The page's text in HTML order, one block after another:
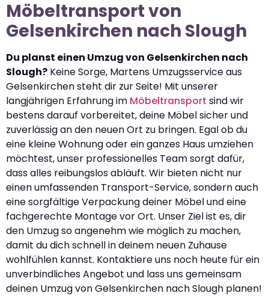
Möbeltransport von
Gelsenkirchen nach Slough
Du planst einen Umzug von Gelsenkirchen nach
Slough? Keine Sorge, Martens Umzugsservice aus
Gelsenkirchen steht dir zur Seite! Mit unserer
langjährigen Erfahrung im Möbeltransport sind wir
bestens darauf vorbereitet, deine Möbel sicher und
zuverlässig an den neuen Ort zu bringen. Egal ob du
eine kleine Wohnung oder ein ganzes Haus umziehen
möchtest, unser professionelles Team sorgt dafür,
dass alles reibungslos abläuft. Wir bieten nicht nur
einen umfassenden Transport-Service, sondern auch
eine sorgfältige Verpackung deiner Möbel und eine
fachgerechte Montage vor Ort. Unser Ziel ist es, dir
den Umzug so angenehm wie möglich zu machen,
damit du dich schnell in deinem neuen Zuhause
wohlfühlen kannst. Kontaktiere uns noch heute für ein
unverbindliches Angebot und lass uns gemeinsam
deinen Umzug von Gelsenkirchen nach Slough planen!